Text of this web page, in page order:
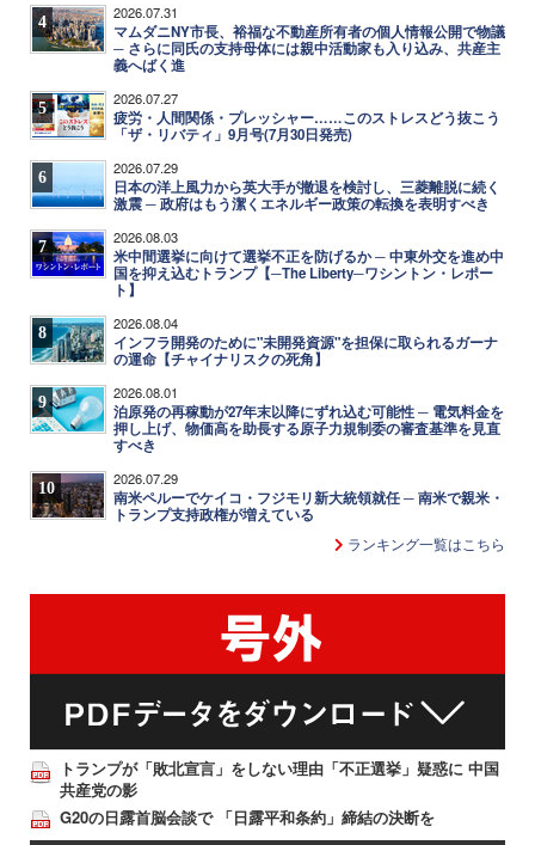
4 2026.07.31
マムダニNY市長、裕福な不動産所有者の個人情報公開で物議
─ さらに同氏の支持母体には親中活動家も入り込み、共産主
義へばく進
5 2026.07.27
疲労・人間関係・プレッシャー……このストレスどう抜こう
「ザ・リバティ」9月号(7月30日発売)
6 2026.07.29
日本の洋上風力から英大手が撤退を検討し、三菱離脱に続く
激震 ─ 政府はもう潔くエネルギー政策の転換を表明すべき
7 2026.08.03
米中間選挙に向けて選挙不正を防げるか ─ 中東外交を進め中
国を抑え込むトランプ【─The Liberty─ワシントン・レポー
ト】
8 2026.08.04
インフラ開発のために"未開発資源"を担保に取られるガーナ
の運命【チャイナリスクの死角】
9 2026.08.01
泊原発の再稼動が27年末以降にずれ込む可能性 ─ 電気料金を
押し上げ、物価高を助長する原子力規制委の審査基準を見直
すべき
10 2026.07.29
南米ペルーでケイコ・フジモリ新大統領就任 ─ 南米で親米・
トランプ支持政権が増えている
ランキング一覧はこちら
トランプが「敗北宣言」をしない理由「不正選挙」疑惑に 中国
共産党の影
G20の日露首脳会談で 「日露平和条約」締結の決断を